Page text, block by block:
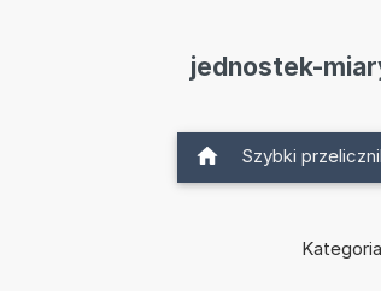
jednostek-
Szybki